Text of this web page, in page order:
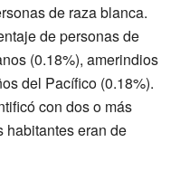
de raza blanca.
de personas de
(0.18%), amerindios
del Pacífico (0.18%).
con dos o más
habitantes eran de